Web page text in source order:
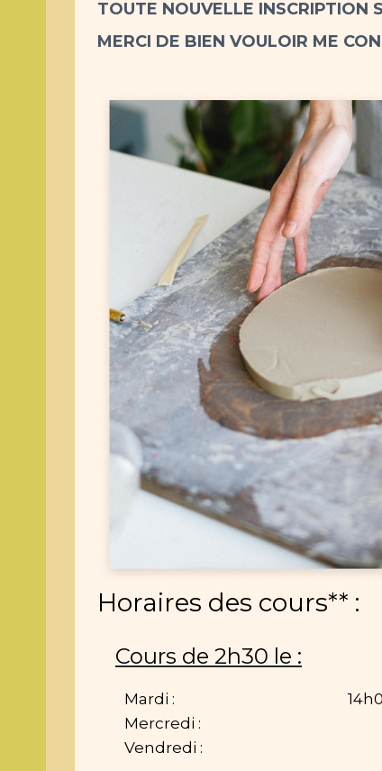
TOUTE NOUVELLE INSCRIPTION
MERCI DE BIEN VOULOIR ME
Horaires des cours** :
Cours de 2h30 le :
Mardi :
Mercredi :
Vendredi :